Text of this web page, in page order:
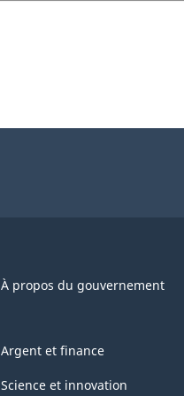
À propos du gouvernement
Argent et finance
Science et innovation